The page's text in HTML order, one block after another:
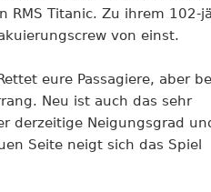
RMS Titanic. Zu ihrem 102-
von einst.
eure Passagiere, aber
Neu ist auch das sehr
derzeitige Neigungsgrad
Seite neigt sich das Spiel